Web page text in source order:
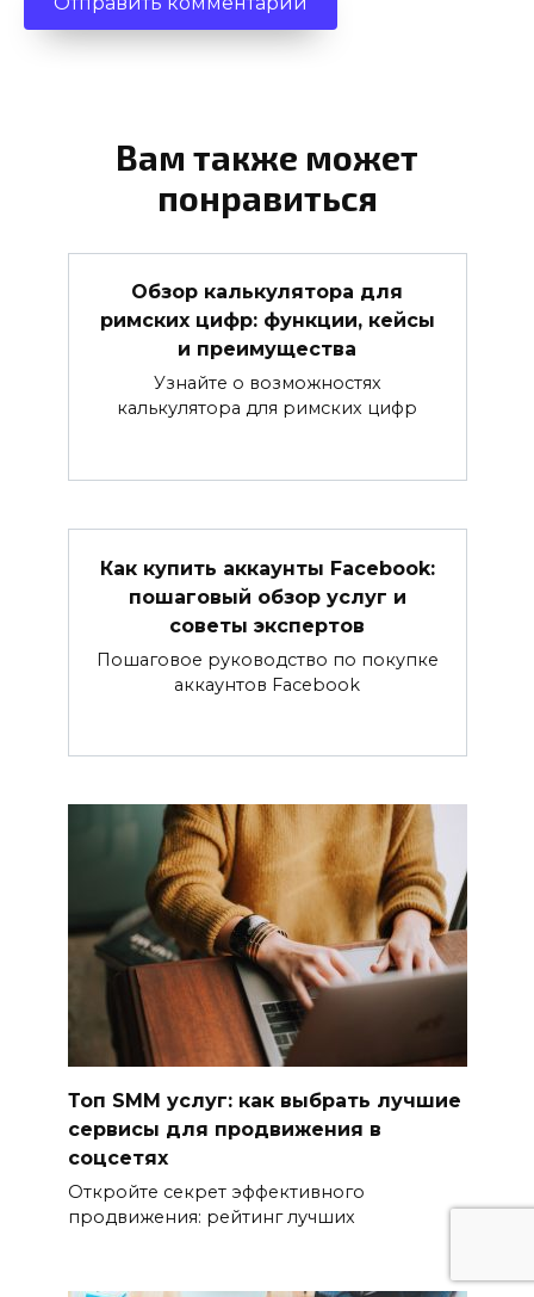
Вам также может
понравиться
Обзор калькулятора для
римских цифр: функции, кейсы
и преимущества
Узнайте о возможностях
калькулятора для римских цифр
Как купить аккаунты Facebook:
пошаговый обзор услуг и
советы экспертов
Пошаговое руководство по покупке
аккаунтов Facebook
Топ SMM услуг: как выбрать лучшие
сервисы для продвижения в
соцсетях
Откройте секрет эффективного
продвижения: рейтинг лучших